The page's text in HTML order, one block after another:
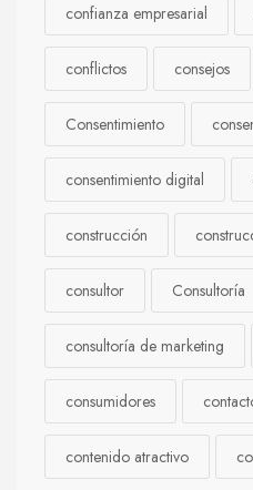
confianza empresarial
conflictos consejos
Consentimiento
consentimiento digital
construcción
consultor Consultoría
consultoría de marketing
consumidores
contenido atractivo